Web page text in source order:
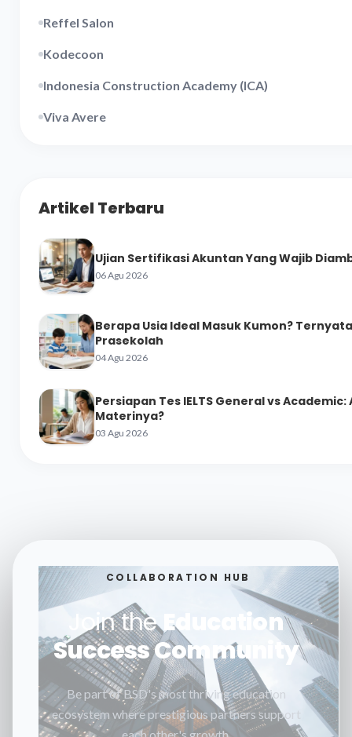
Reffel Salon
Kodecoon
Indonesia Construction Academy (ICA)
Viva Avere
Artikel Terbaru
Ujian Sertifikasi Akuntan Yang Wajib
06 Agu 2026
Berapa Usia Ideal Masuk Kumon?
Prasekolah
04 Agu 2026
Persiapan Tes IELTS General vs
Materinya?
03 Agu 2026
COLLABORATION HUB
Join theEducation
Success Community
Be part of BSD's most thriving education
ecosystem where prestigious partners support